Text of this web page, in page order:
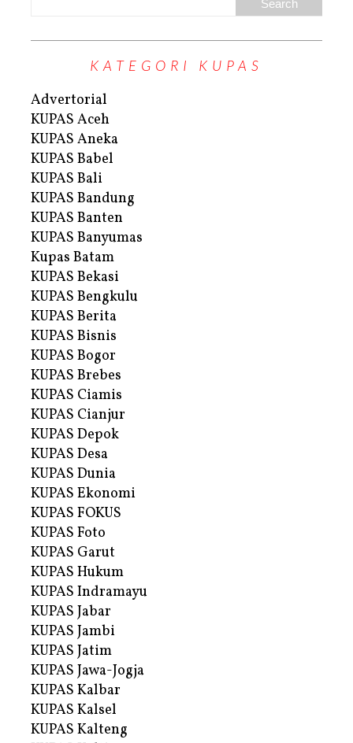
KATEGORI KUPAS
Advertorial
KUPAS Aceh
KUPAS Aneka
KUPAS Babel
KUPAS Bali
KUPAS Bandung
KUPAS Banten
KUPAS Banyumas
Kupas Batam
KUPAS Bekasi
KUPAS Bengkulu
KUPAS Berita
KUPAS Bisnis
KUPAS Bogor
KUPAS Brebes
KUPAS Ciamis
KUPAS Cianjur
KUPAS Depok
KUPAS Desa
KUPAS Dunia
KUPAS Ekonomi
KUPAS FOKUS
KUPAS Foto
KUPAS Garut
KUPAS Hukum
KUPAS Indramayu
KUPAS Jabar
KUPAS Jambi
KUPAS Jatim
KUPAS Jawa-Jogja
KUPAS Kalbar
KUPAS Kalsel
KUPAS Kalteng